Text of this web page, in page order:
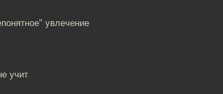
увлечение
учит